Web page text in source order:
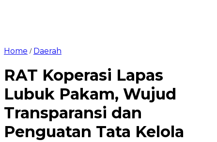
Home / Daerah
RAT Koperasi Lapas
Lubuk Pakam, Wujud
Transparansi dan
Penguatan Tata Kelola